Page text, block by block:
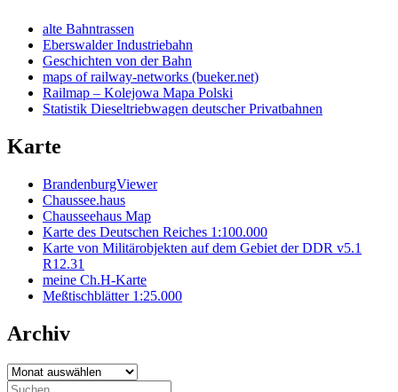
alte Bahntrassen
Eberswalder Industriebahn
Geschichten von der Bahn
maps of railway-networks (bueker.net)
Railmap – Kolejowa Mapa Polski
Statistik Dieseltriebwagen deutscher Privatbahnen
Karte
BrandenburgViewer
Chaussee.haus
Chausseehaus Map
Karte des Deutschen Reiches 1:100.000
Karte von Militärobjekten auf dem Gebiet der DDR v5.1
R12.31
meine Ch.H-Karte
Meßtischblätter 1:25.000
Archiv
Archiv
Suchen